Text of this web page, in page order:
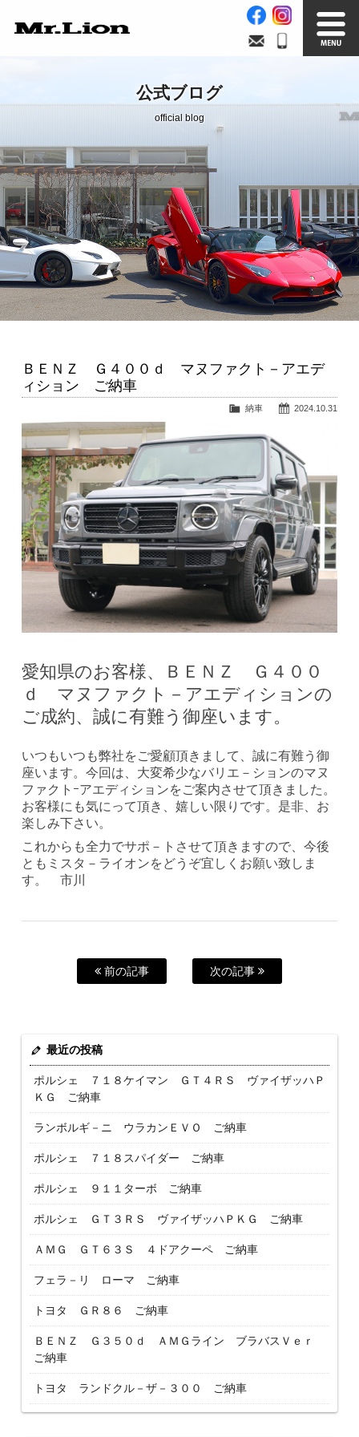
在庫車情報 買取無料査定
Factory
自社工場 サービス案内
Official Blog
公式ブログ
Company info.
会社案内
公式ブログ
official blog
ＢＥＮＺ Ｇ４００ｄ マヌファクト－アエデ
ィション ご納車
2024.10.31
納車
愛知県のお客様、ＢＥＮＺ Ｇ４００
ｄ マヌファクト－アエディションの
ご成約、誠に有難う御座います。
いつもいつも弊社をご愛顧頂きまして、誠に有難う御
座います。今回は、大変希少なバリエ－ションのマヌ
ファクトｰアエディションをご案内させて頂きました。
お客様にも気にって頂き、嬉しい限りです。是非、お
楽しみ下さい。
これからも全力でサポ－トさせて頂きますので、今後
ともミスタ－ライオンをどうぞ宜しくお願い致しま
す。 市川
前の記事 次の記事
最近の投稿
ポルシェ ７１８ケイマン ＧＴ４ＲＳ ヴァイザッハＰ
ＫＧ ご納車
ランボルギ－ニ ウラカンＥＶＯ ご納車
ポルシェ ７１８スパイダー ご納車
ポルシェ ９１１ターボ ご納車
ポルシェ ＧＴ３ＲＳ ヴァイザッハＰＫＧ ご納車
ＡＭＧ ＧＴ６３Ｓ ４ドアクーペ ご納車
フェラ－リ ローマ ご納車
トヨタ ＧＲ８６ ご納車
ＢＥＮＺ Ｇ３５０ｄ ＡＭＧライン ブラバスＶｅｒ
ご納車
トヨタ ランドクル－ザ－３００ ご納車